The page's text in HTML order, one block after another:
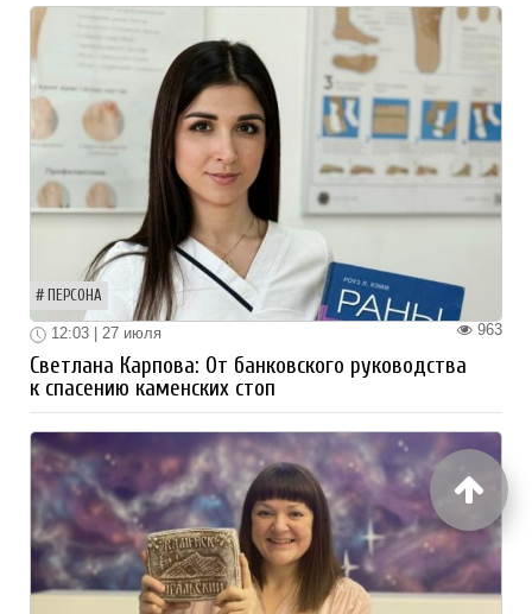
ПЕРСОНА
963
12:03 | 27 июля
Светлана Карпова: От банковского руководства
к спасению каменских стоп